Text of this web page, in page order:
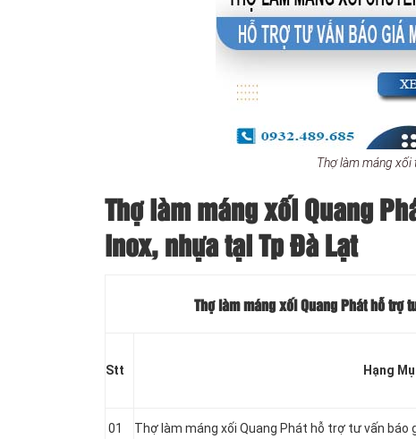
Thợ làm máng xối
Thợ làm máng xối Quang
inox, nhựa tại Tp Đà Lạt
Thợ làm máng xối Quang Phát hỗ trợ
Stt Hạng
01 Thợ làm máng xối Quang Phát hỗ trợ tư vấn báo